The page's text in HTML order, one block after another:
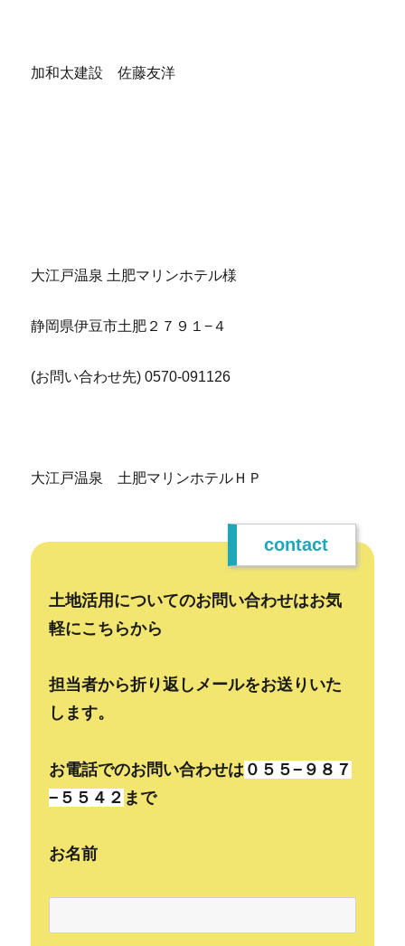
加和太建設 佐藤友洋
大江戸温泉 土肥マリンホテル様
静岡県伊豆市土肥２７９１−４
(お問い合わせ先) 0570-091126
大江戸温泉 土肥マリンホテルＨＰ
contact
土地活用についてのお問い合わせはお気
軽にこちらから
担当者から折り返しメールをお送りいた
します。
お電話でのお問い合わせは ０５５−９８７
−５５４２ まで
お名前